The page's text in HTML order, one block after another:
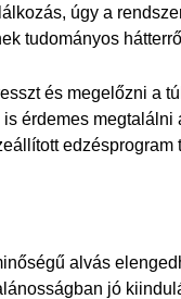
úgy a
tudományos
és megelőzni a
érdemes
alvás
jó